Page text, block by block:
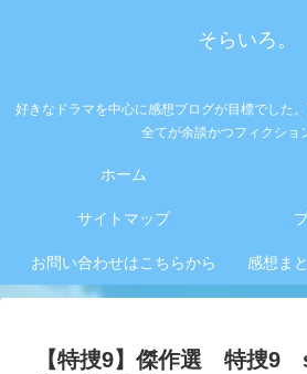
そらいろ。
好きなドラマを中心に感想ブログが目標でした
全てが余談かつフィクショ
ホーム
サイトマップ
お問い合わせはこちらから
【特捜9】傑作選 特捜